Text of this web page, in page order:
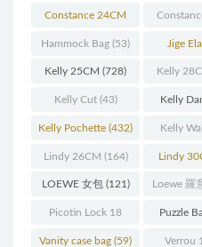
Constance 24CM
(216)
Hammock Bag (53) Jige
Kelly 25CM (728) Kelly
Kelly Cut(43) Kelly
Kelly Pochette (432) Kelly
Lindy 26CM (164) Lindy
LOEWE 女包(121) Loewe 羅
Picotin Lock 18
(202)
Puzzle
Vanity case bag (59) Verrou